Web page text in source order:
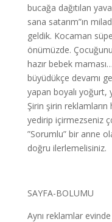
bucağa dağıtılan
sana satarım”ın
geldik. Kocaman
önümüzde.
hazır bebek
büyüdükçe devamı
yapan boyalı
Şirin şirin
yedirip içirmezseniz
”Sorumlu” bir anne
doğru ilerlemelisiniz.
SAYFA-BOLUMU
Aynı reklamlar